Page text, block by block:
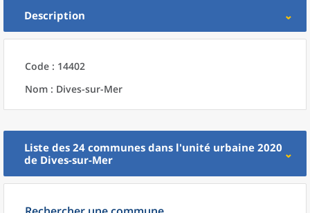
Description
Code : 14402
Nom : Dives-sur-Mer
Liste des 24 communes dans l'unité urbaine 2020
de Dives-sur-Mer